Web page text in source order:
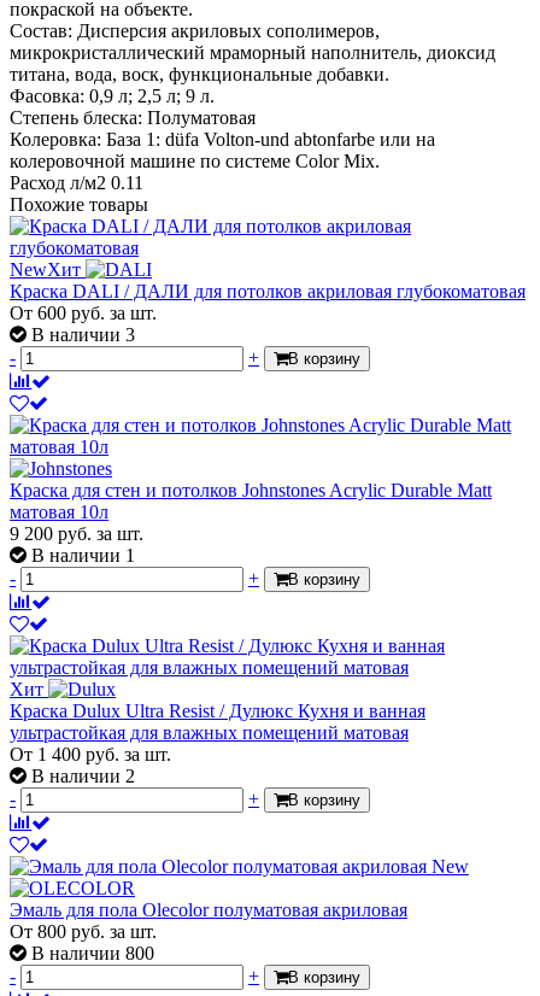
покраской на объекте.
Состав: Дисперсия акриловых сополимеров,
микрокристаллический мраморный наполнитель, диоксид
титана, вода, воск, функциональные добавки.
Фасовка: 0,9 л; 2,5 л; 9 л.
Степень блеска: Полуматовая
Колеровка: База 1: düfa Volton-und abtonfarbe или на
колеровочной машине по системе Color Mix.
Расход л/м2 0.11
Похожие товары
NewХит
Краска DALI / ДАЛИ для потолков акриловая глубокоматовая
От 600 руб. за шт.
В наличии 3
-
+ В корзину
Краска для стен и потолков Johnstones Acrylic Durable Matt
матовая 10л
9 200 руб. за шт.
В наличии 1
-
+ В корзину
Хит
Краска Dulux Ultra Resist / Дулюкс Кухня и ванная
ультрастойкая для влажных помещений матовая
От 1 400 руб. за шт.
В наличии 2
-
+ В корзину
New
Эмаль для пола Olecolor полуматовая акриловая
От 800 руб. за шт.
В наличии 800
-
+ В корзину